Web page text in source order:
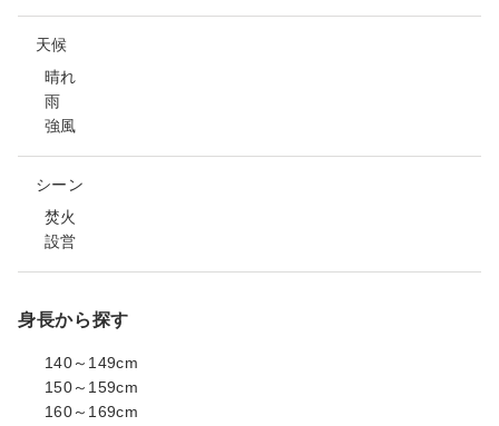
天候
晴れ
雨
強風
シーン
焚火
設営
身長から探す
140～149cm
150～159cm
160～169cm